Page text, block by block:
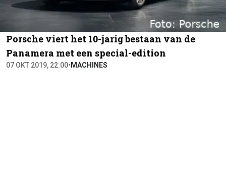
Porsche viert het 10-jarig bestaan van de
Panamera met een special-edition
07 OKT 2019, 22:00• MACHINES